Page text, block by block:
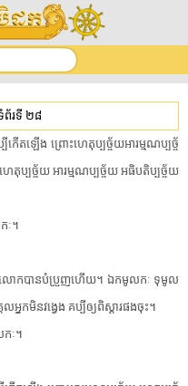
ព័រទី ២៨
ើង ព្រោះ​ហេតុ​ប្ប​ច្ច័​យអារម្មណ​ប្ប​ច្ច័​
េតុ​ប្ប​ច្ច័​យ អារម្មណ​ប្ប​ច្ច័​យ អធិបតិ​ប្ប​ច្ច័​យ
ៈ។
លោក​បាន​បំប្រួញ​ហើយ។ ឯក​មូល​កៈ ទុ​មូល​
នក​មិន​វង្វេង គប្បី​ឲ្យ​ពិស្ដារ​ផង​ចុះ។
ៈ។